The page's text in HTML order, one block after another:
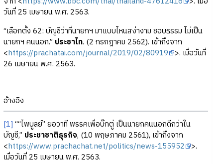
วันที่ 25 เมษายน พ.ศ. 2563.
“เลือกตั้ง 62: บัญชีว่าที่นายกฯ มาแบบไหนสง่างาม ชอบธรรม ไม่เป็น
นายกฯ คนนอก.” ประชาไท. (2 กรกฎาคม 2562). เข้าถึงจาก
<https://prachatai.com/journal/2019/02/80919 >. เมื่อวันที่
26 เมษายน พ.ศ. 2563.
อ้างอิง
[1] ““ไพบูลย์” ยอวาที พรรคเพื่อบิ๊กตู่ เป็นนายกคนนอกดีกว่าใน
บัญชี,” ประชาชาติธุรกิจ, (10 พฤษภาคม 2561), เข้าถึงจาก
<https://www.prachachat.net/politics/news-155952 >.
เมื่อวันที่ 25 เมษายน พ.ศ. 2563.